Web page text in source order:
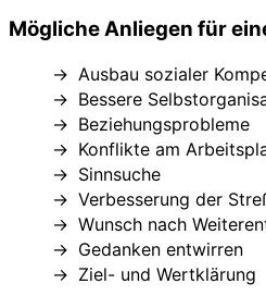
Mögliche Anliegen für
Ausbau sozialer
Bessere
Beziehungsprobleme
Konflikte am
Sinnsuche
Verbesserung der
Wunsch nach
Gedanken entwirren
Ziel- und Wertklärung